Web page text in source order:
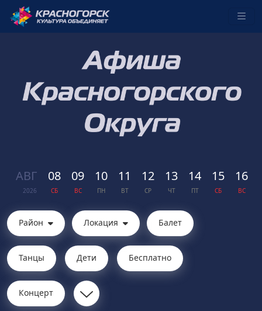
АВГ
2026
08
СБ
09
ВС
10
ПН
11
ВТ
12
СР
13
ЧТ
14
ПТ
15
СБ
16
ВС
Район Локация Балет
Танцы Дети Бесплатно
Концерт